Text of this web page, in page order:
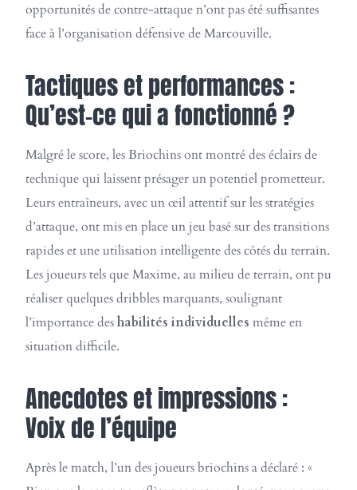
opportunités de contre-attaque n’ont pas été suffisantes
face à l’organisation défensive de Marcouville.
Tactiques et performances :
Qu’est-ce qui a fonctionné ?
Malgré le score, les Briochins ont montré des éclairs de
technique qui laissent présager un potentiel prometteur.
Leurs entraîneurs, avec un œil attentif sur les stratégies
d’attaque, ont mis en place un jeu basé sur des transitions
rapides et une utilisation intelligente des côtés du terrain.
Les joueurs tels que Maxime, au milieu de terrain, ont pu
réaliser quelques dribbles marquants, soulignant
l’importance deshabilités individuelles même en
situation difficile.
Anecdotes et impressions :
Voix de l’équipe
Après le match, l’un des joueurs briochins a déclaré : «